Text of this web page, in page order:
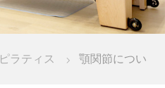
ピラティス 顎関節につい